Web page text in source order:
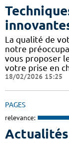
La qualité de
notre
vous proposer
votre prise en
18/02/2026 15:25
PAGES
relevance:
Actualités